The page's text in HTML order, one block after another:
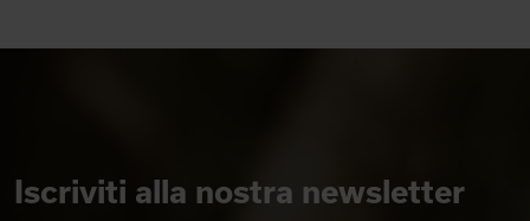
Iscriviti alla nostra newsletter